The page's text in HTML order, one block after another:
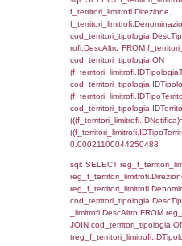
ON
sql: SELECT